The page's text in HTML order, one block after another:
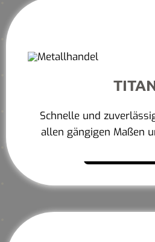
Schnelle und
allen gängigen Maßen